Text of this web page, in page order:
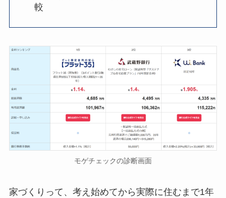
較
モゲチェックの診断画面
家づくりって、考え始めてから実際に住むまで1年